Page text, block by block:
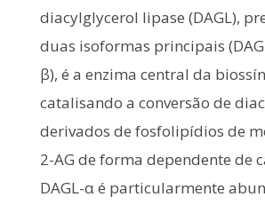
diacylglycerol lipase (DAGL),
duas isoformas principais
β), é a enzima central da
catalisando a conversão de
derivados de fosfolipídios de
2-AG de forma dependente de
DAGL-α é particularmente